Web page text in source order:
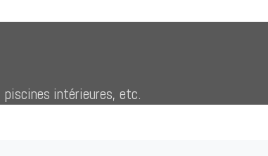
piscines intérieures, etc.